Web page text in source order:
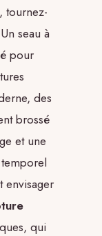
tournez-
seau à
pour
des
brossé
et une
envisager
qui